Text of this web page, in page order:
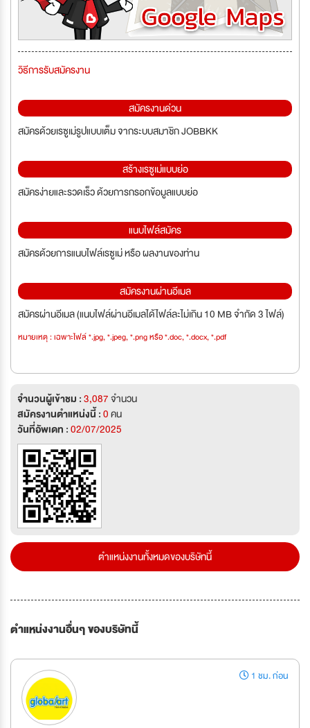
วิธีการรับสมัครงาน
สมัครงานด่วน
สมัครด้วยเรซูเม่รูปแบบเต็ม จากระบบสมาชิก JOBBKK
สร้างเรซูเม่แบบย่อ
สมัครง่ายและรวดเร็ว ด้วยการกรอกข้อมูลแบบย่อ
แนบไฟล์สมัคร
สมัครด้วยการแนบไฟล์เรซูเม่ หรือ ผลงานของท่าน
สมัครงานผ่านอีเมล
สมัครผ่านอีเมล (แนบไฟล์ผ่านอีเมลได้ไฟล์ละไม่เกิน 10 MB จำกัด 3 ไฟล์)
หมายเหตุ : เฉพาะไฟล์ *.jpg, *.jpeg, *.png หรือ *.doc, *.docx, *.pdf
จำนวนผู้เข้าชม :3,087จำนวน
สมัครงานตำแหน่งนี้ :0คน
วันที่อัพเดท :02/07/2025
ตำแหน่งงานทั้งหมดของบริษัทนี้
ตำแหน่งงานอื่นๆ ของบริษัทนี้
1 ชม. ก่อน